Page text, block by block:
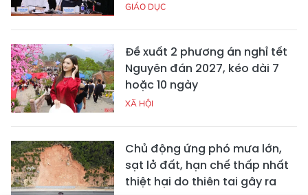
GIÁO DỤC
Đề xuất 2 phương án nghỉ tết
Nguyên đán 2027, kéo dài 7
hoặc 10 ngày
XÃ HỘI
Chủ động ứng phó mưa lớn,
sạt lở đất, hạn chế thấp nhất
thiệt hại do thiên tai gây ra